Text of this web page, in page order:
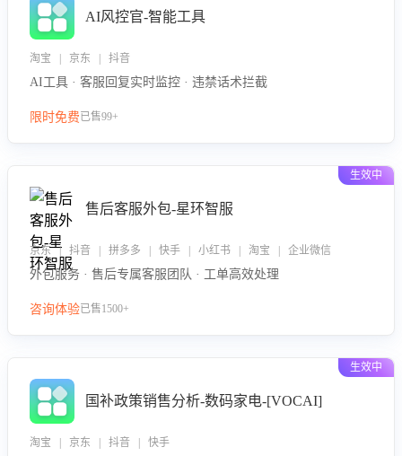
AI风控官-智能工具
淘宝 | 京东 | 抖音
AI工具 · 客服回复实时监控 · 违禁话术拦截
限时免费已售99+
生效中
售后客服外包-星环智服
京东 | 抖音 | 拼多多 | 快手 | 小红书 | 淘宝 | 企业微信
外包服务 · 售后专属客服团队 · 工单高效处理
咨询体验已售1500+
生效中
国补政策销售分析-数码家电-[VOCAI]
淘宝 | 京东 | 抖音 | 快手